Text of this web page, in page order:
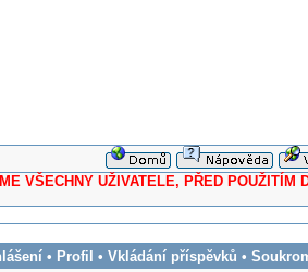
UŽIVATELE, PŘED POUŽITÍM
• Profil • Vkládání příspěvků •